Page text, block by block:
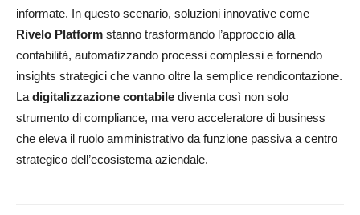
informate. In questo scenario, soluzioni innovative come
Rivelo Platform stanno trasformando l’approccio alla
contabilità, automatizzando processi complessi e fornendo
insights strategici che vanno oltre la semplice rendicontazione.
La digitalizzazione contabile diventa così non solo
strumento di compliance, ma vero acceleratore di business
che eleva il ruolo amministrativo da funzione passiva a centro
strategico dell’ecosistema aziendale.